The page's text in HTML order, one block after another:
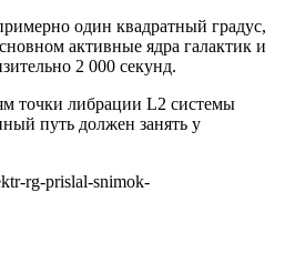
один квадратный градус,
активные ядра галактик и
2 000 секунд.
точки либрации L2 системы
путь должен занять у
rg-prislal-snimok-